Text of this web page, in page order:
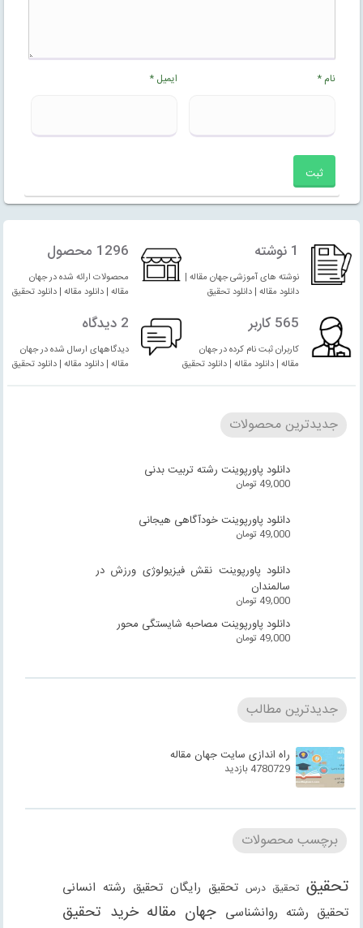
نام* ایمیل*
1 نوشته
نوشته های آموزشی جهان مقاله |
دانلود مقاله | دانلود تحقیق
1296 محصول
محصولات ارائه شده در جهان
مقاله | دانلود مقاله | دانلود تحقیق
565 کاربر
کاربران ثبت نام کرده در جهان
مقاله | دانلود مقاله | دانلود تحقیق
2 دیدگاه
دیدگاههای ارسال شده در جهان
مقاله | دانلود مقاله | دانلود تحقیق
جدیدترین محصولات
دانلود پاورپوینت رشته تربیت بدنی
49,000 تومان
دانلود پاورپوینت خودآگاهی هیجانی
49,000 تومان
دانلود پاورپوینت نقش فیزیولوژی ورزش در
سالمندان
49,000 تومان
دانلود پاورپوینت مصاحبه شایستگی محور
49,000 تومان
جدیدترین مطالب
راه اندازی سایت جهان مقاله
4780729 بازدید
برچسب محصولات
تحقیق تحقیق درس تحقیق رایگان تحقیق رشته انسانی
تحقیق رشته روانشناسی جهان مقاله خرید تحقیق